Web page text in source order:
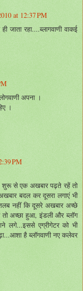
at 12:37 PM
जाता रहा....ब्लागवाणी वाकई
अपना ।
।
PM
शुरू से एक अखबार पढ़ते रहें तो
बदल कर दूसरा लगाएं भी
नहीं कि दूसरे अखबार अच्छे
तो अच्छा हुआ, इंडली और ब्लॉग
लगे...इससे एग्रीगेटर को भी
है ब्लॉगवाणी नए कलेवर